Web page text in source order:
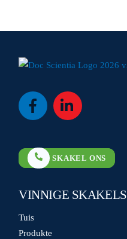
Icon
Icon
SKAKEL ONS
VINNIGE SKAKELS
Tuis
Produkte